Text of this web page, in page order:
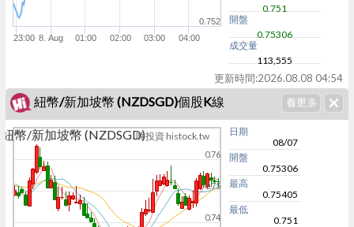
23:00 8. Aug 01:00 02:00 03:00 04:00
0.752
0.751
開盤
0.75306
成交量
113,555
更新時間:2026.08.08 04:54
紐幣/新加坡幣 (NZDSGD)個股K線
紐幣/新加坡幣 (NZDSGD)嗨投資 histock.tw
0.74
0.75
0.76
日期
08/07
開盤
0.75306
最高
0.75405
最低
0.751